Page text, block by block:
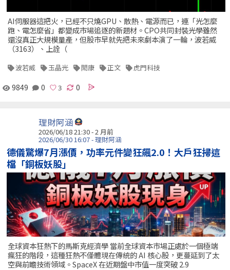
AI伺服器這把火，已經不只燒GPU、散熱、電源而已，連「光怎麼
跑、電怎麼省」都變成市場追逐的新題材。CPO共同封裝光學雖然
還沒真正大規模量產，但股市早就先把未來劇本演了一輪，波若威
（3163）、上詮（
波若威 玉晶光 閎康 正文 虎門科技
9849 0 0
理財阿涵
2026/06/18 21:30 - 2 月前
2026/06/30 16:07 - 理財阿涵
德儀驚爆7月漲價，功率元件變狂飆2.0！大戶狂掃這
檔「銅板妖股」
全球資本狂熱下的馬斯克經濟學 當前全球資本市場正處於一個極端
瘋狂的階段，這種狂熱不僅體現在傳統的 AI 核心股，更蔓延到了太
空與前瞻技術領域。SpaceX 在近期盤中市值一度突破 2.9